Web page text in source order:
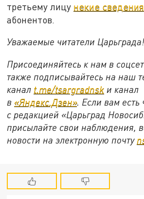
третьему лицу некие сведения
абонентов.
Уважаемые читатели Царьграда!
Присоединяйтесь к нам в
также подписывайтесь на наш
канал t.me/tsargradnsk и канал
в «Яндекс.Дзен». Если вам есть
с редакцией «Царьград
присылайте свои наблюдения,
новости на электронную почту